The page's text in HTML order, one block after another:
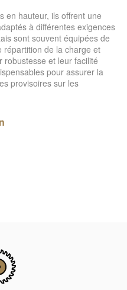
en hauteur, ils offrent une
à différentes exigences
sont souvent équipées de
répartition de la charge et
robustesse et leur facilité
pour assurer la
provisoires sur les